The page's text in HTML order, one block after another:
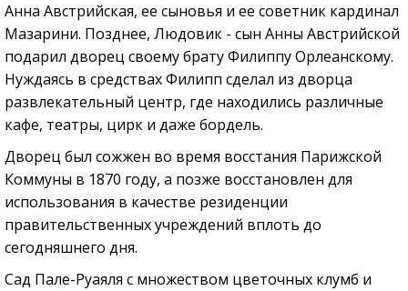
Анна Австрийская, ее сыновья и ее советник кардинал
Мазарини. Позднее, Людовик - сын Анны Австрийской
подарил дворец своему брату Филиппу Орлеанскому.
Нуждаясь в средствах Филипп сделал из дворца
развлекательный центр, где находились различные
кафе, театры, цирк и даже бордель.
Дворец был сожжен во время восстания Парижской
Коммуны в 1870 году, а позже восстановлен для
использования в качестве резиденции
правительственных учреждений вплоть до
сегодняшнего дня.
Сад Пале-Руаяля с множеством цветочных клумб и